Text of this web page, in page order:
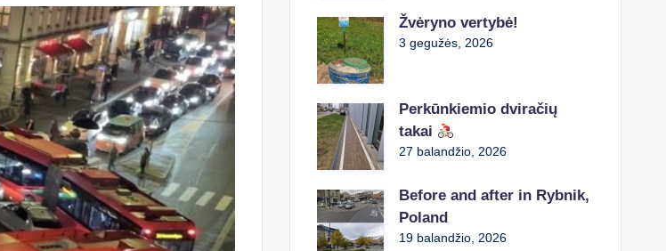
Žvėryno vertybė!
3 gegužės, 2026
Perkūnkiemio dviračių
takai
27 balandžio, 2026
Before and after in Rybnik,
Poland
19 balandžio, 2026